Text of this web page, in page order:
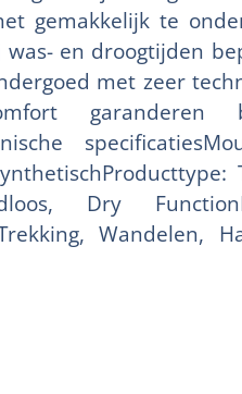
gemakkelijk te
en droogtijden
met zeer
Dry
Wandelen,